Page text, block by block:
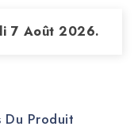
7 Août 2026.
Du Produit